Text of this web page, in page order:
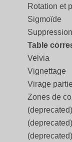
Rotation et
Sigmoïde
Table
Velvia
Vignettage
Virage partiel
Zones de